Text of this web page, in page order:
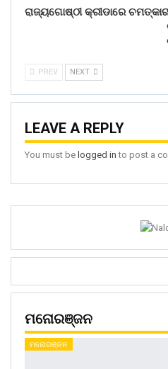
ରାଜ୍ୟଗୋଷ୍ଠୀ କ୍ରୀଡାରେ
PREV NEXT
LEAVE A REPLY
You must be logged in to post a
ମନୋରଞ୍ଜନ
ମନୋରଞ୍ଜନ